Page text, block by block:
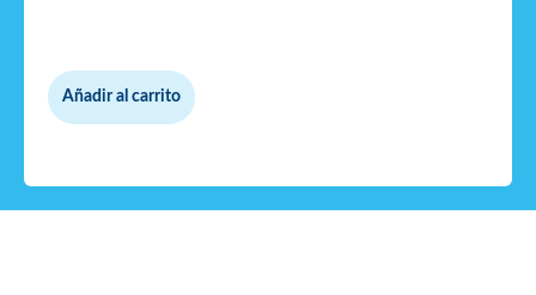
Añadir al carrito